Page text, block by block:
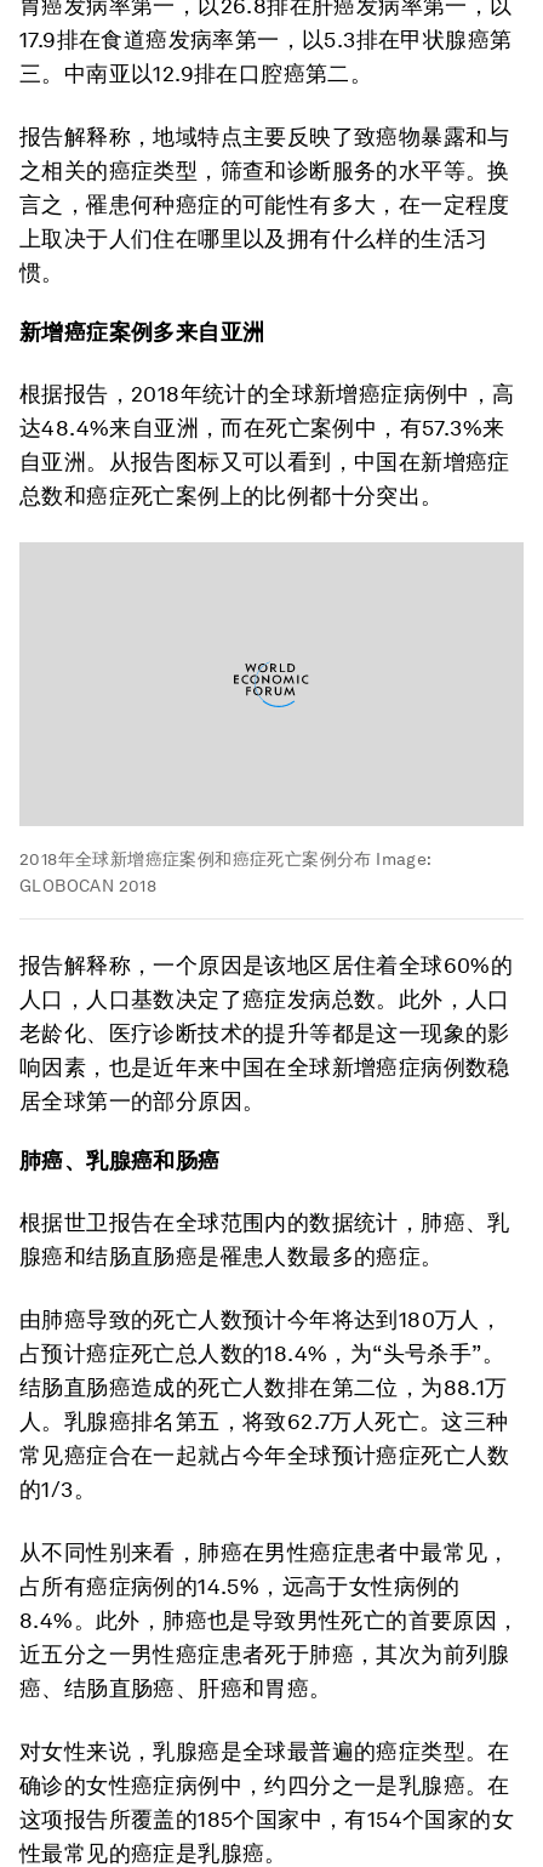
胃癌发病率第一，以26.8排在肝癌发病率第一，以
17.9排在食道癌发病率第一，以5.3排在甲状腺癌第
三。中南亚以12.9排在口腔癌第二。
报告解释称，地域特点主要反映了致癌物暴露和与
之相关的癌症类型，筛查和诊断服务的水平等。换
言之，罹患何种癌症的可能性有多大，在一定程度
上取决于人们住在哪里以及拥有什么样的生活习
惯。
新增癌症案例多来自亚洲
根据报告，2018年统计的全球新增癌症病例中，高
达48.4%来自亚洲，而在死亡案例中，有57.3%来
自亚洲。从报告图标又可以看到，中国在新增癌症
总数和癌症死亡案例上的比例都十分突出。
2018年全球新增癌症案例和癌症死亡案例分布 Image:
GLOBOCAN 2018
报告解释称，一个原因是该地区居住着全球60%的
人口，人口基数决定了癌症发病总数。此外，人口
老龄化、医疗诊断技术的提升等都是这一现象的影
响因素，也是近年来中国在全球新增癌症病例数稳
居全球第一的部分原因。
肺癌、乳腺癌和肠癌
根据世卫报告在全球范围内的数据统计，肺癌、乳
腺癌和结肠直肠癌是罹患人数最多的癌症。
由肺癌导致的死亡人数预计今年将达到180万人，
占预计癌症死亡总人数的18.4%，为“头号杀手”。
结肠直肠癌造成的死亡人数排在第二位，为88.1万
人。乳腺癌排名第五，将致62.7万人死亡。这三种
常见癌症合在一起就占今年全球预计癌症死亡人数
的1/3。
从不同性别来看，肺癌在男性癌症患者中最常见，
占所有癌症病例的14.5%，远高于女性病例的
8.4%。此外，肺癌也是导致男性死亡的首要原因，
近五分之一男性癌症患者死于肺癌，其次为前列腺
癌、结肠直肠癌、肝癌和胃癌。
对女性来说，乳腺癌是全球最普遍的癌症类型。在
确诊的女性癌症病例中，约四分之一是乳腺癌。在
这项报告所覆盖的185个国家中，有154个国家的女
性最常见的癌症是乳腺癌。